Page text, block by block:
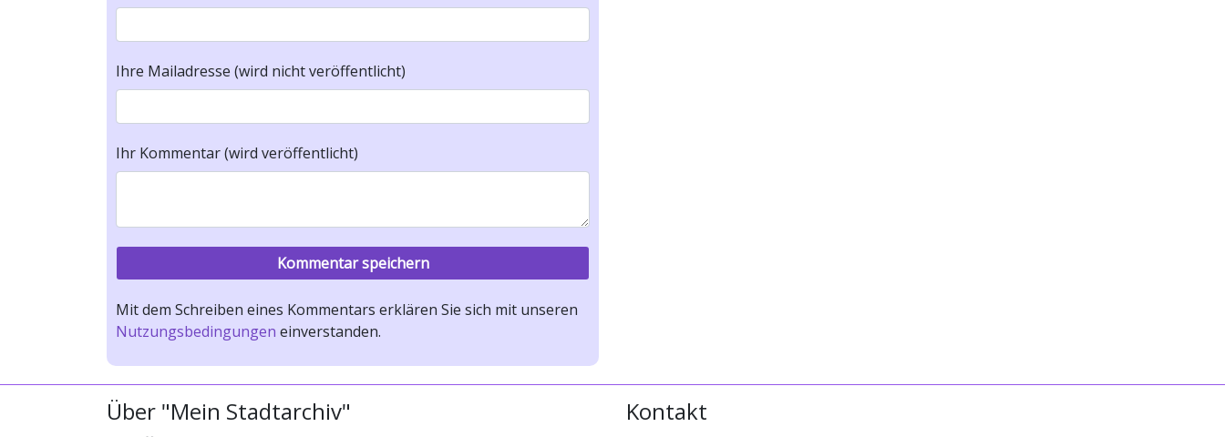
Ihre Mailadresse (wird nicht veröffentlicht)
Ihr Kommentar (wird veröffentlicht)
Mit dem Schreiben eines Kommentars erklären Sie sich mit unseren
Nutzungsbedingungen einverstanden.
Über "Mein Stadtarchiv" Kontakt